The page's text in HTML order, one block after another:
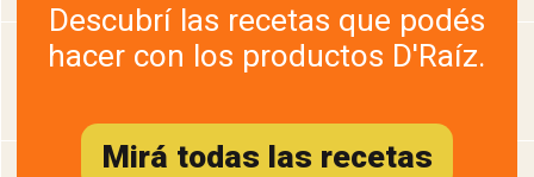
Descubrí las recetas que podés
hacer con los productos D'Raíz.
Mirá todas las recetas